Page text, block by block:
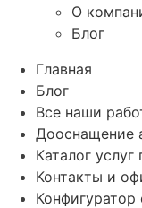
О
Блог
Главная
Блог
Все наши
Дооснащение
Каталог
Контакты и